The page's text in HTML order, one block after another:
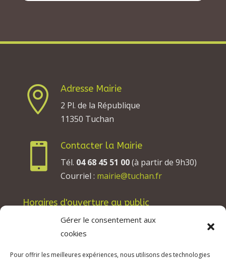
Gérer le consentement aux
cookies
Pour offrir les meilleures expériences, nous utilisons des technologies

Adresse Mairie
2 Pl. de la République
11350 Tuchan

Contacter la Mairie
Tél. 04 68 45 51 00(à partir de 9h30)
Courriel : mairie@tuchan.fr
Horaires d'ouverture au public
Les lundis, mardis et jeudis : de 8h à 12h et de
13h30 à 17h30.